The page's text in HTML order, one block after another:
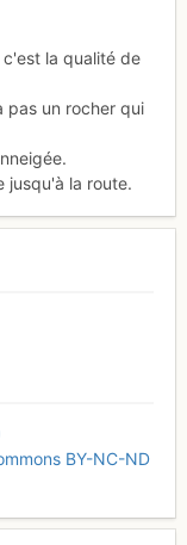
la qualité de
pas un rocher qui
jusqu'à la route.
BY-NC-ND